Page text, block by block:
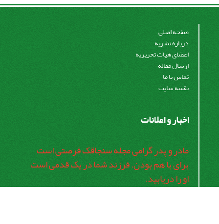
صفحه اصلی
درباره نشریه
اعضای هیات تحریریه
ارسال مقاله
تماس با ما
نقشه سایت
اخبار و اعلانات
مادر و پدر گرامی مجله سنجاقک فرصتی است
برای با هم بودن. فرزند شما در یک قدمی است
او را دریابید.